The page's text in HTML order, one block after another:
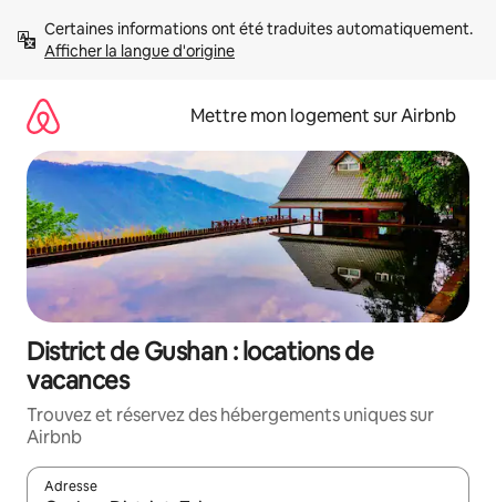
directement
Afficher la langue d'origine
Mettre mon logement sur Airbnb
District de Gushan : locations de
vacances
Trouvez et réservez des hébergements uniques sur
Airbnb
Adresse